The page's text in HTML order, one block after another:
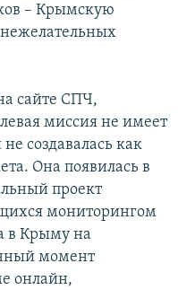
– Крымскую
сайте СПЧ,
миссия не имеет
создавалась как
Она появилась в
проект
мониторингом
в Крыму на
момент
онлайн,